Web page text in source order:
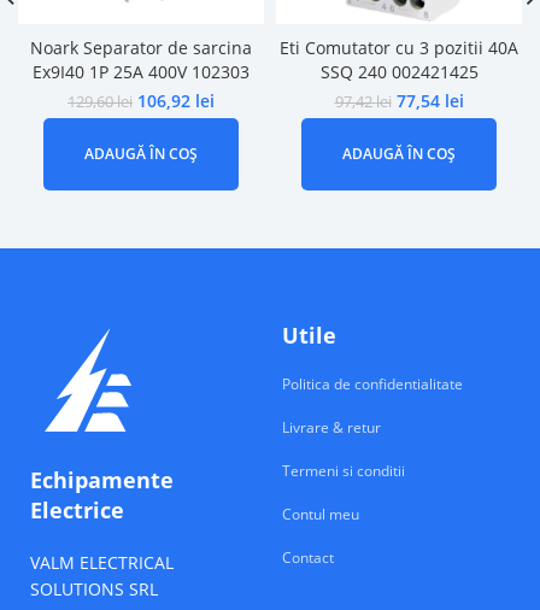
Noark Separator de sarcina
Ex9I40 1P 25A 400V 102303
129,60lei 106,92 lei
ADAUGĂ ÎN COȘ
Eti Comutator cu 3 pozitii 40A
SSQ 240 002421425
97,42lei 77,54 lei
ADAUGĂ ÎN COȘ
Echipamente
Electrice
VALM ELECTRICAL
SOLUTIONS SRL
Utile
Politica de confidentialitate
Livrare & retur
Termeni si conditii
Contul meu
Contact